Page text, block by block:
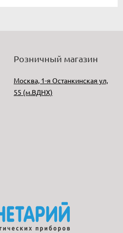
Розничный магазин
Москва, 1-я Останкинская ул,
55 (м.ВДНХ)